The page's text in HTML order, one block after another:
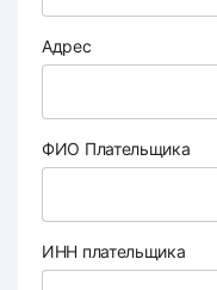
Адрес
ФИО Плательщика
ИНН плательщика